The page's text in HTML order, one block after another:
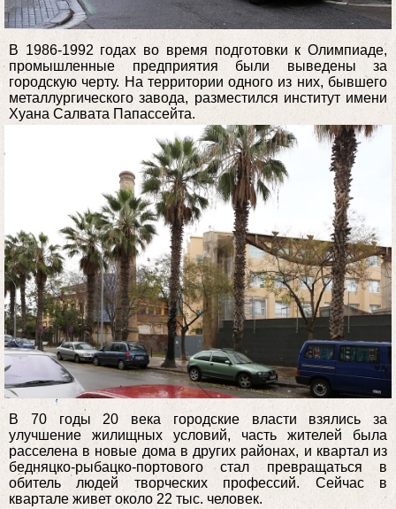
В 1986-1992 годах во время подготовки к Олимпиаде,
промышленные предприятия были выведены за
городскую черту. На территории одного из них, бывшего
металлургического завода, разместился институт имени
Хуана Салвата Папассейта.
В 70 годы 20 века городские власти взялись за
улучшение жилищных условий, часть жителей была
расселена в новые дома в других районах, и квартал из
бедняцко-рыбацко-портового стал превращаться в
обитель людей творческих профессий. Сейчас в
квартале живет около 22 тыс. человек.